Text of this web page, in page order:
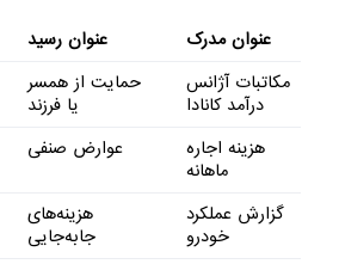
عنوان رسید
عنوان مدرک
حمایت از همسر
یا فرزند
مکاتبات آژانس
درآمد کانادا
عوارض صنفی
هزینه اجاره
ماهانه
هزینه‌های
جا‌به‌جایی
گزارش عملکرد
خودرو